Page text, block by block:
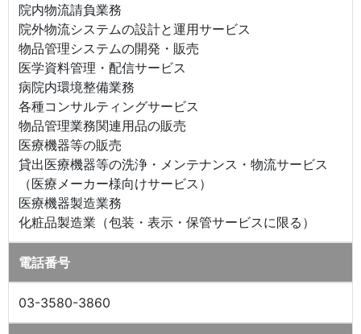
院内物流請負業務
院外物流システムの設計と運用サービス
物品管理システムの開発・販売
医学資料管理・配信サービス
病院内環境整備業務
各種コンサルティングサービス
物品管理業務関連用品の販売
医療機器等の販売
貸出医療機器等の洗浄・メンテナンス・物流サービス
（医療メーカー様向けサービス）
医療機器製造業務
化粧品製造業（包装・表示・保管サービスに限る）
電話番号
03-3580-3860